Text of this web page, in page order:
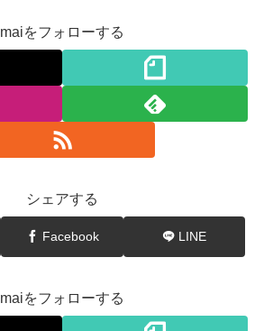
maiをフォローする
シェアする
Facebook LINE
maiをフォローする